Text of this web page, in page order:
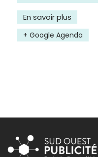
En savoir plus
+ Google Agenda